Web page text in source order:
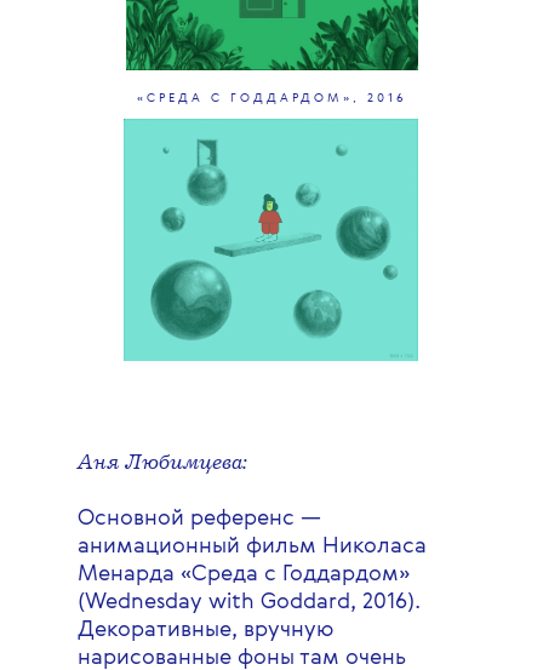
«СРЕДА С ГОДДАРДОМ», 2016
Аня Любимцева:
Основной референс —
анимационный фильм Николаса
Менарда «Среда с Годдардом»
(Wednesday with Goddard, 2016).
Декоративные, вручную
нарисованные фоны там очень